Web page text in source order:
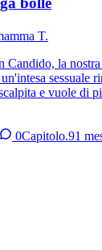
T.
Candido, la
sessuale
e vuole di
0Capitolo.91